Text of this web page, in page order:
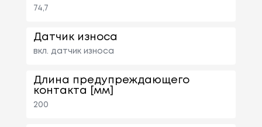
74,7
Датчик износа
вкл. датчик износа
Длина предупреждающего
контакта [мм]
200